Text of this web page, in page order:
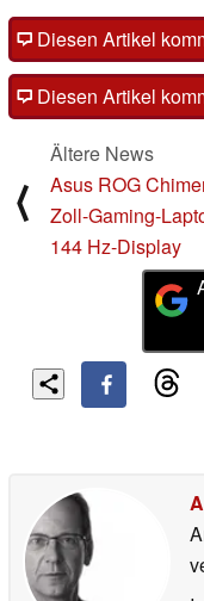
Diesen Artikel
Diesen Artikel
⟨
Ältere News
Asus ROG
Zoll-Gaming-
144 Hz-Display